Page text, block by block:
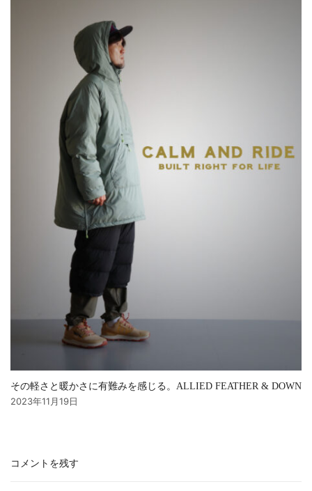
その軽さと暖かさに有難みを感じる。ALLIED FEATHER & DOWN
2023年11月19日
コメントを残す